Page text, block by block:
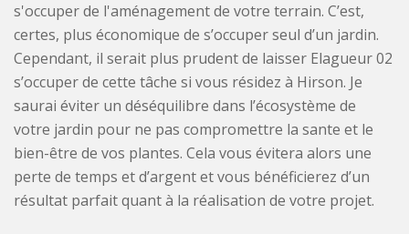
s'occuper de l'aménagement de votre terrain. C’est,
certes, plus économique de s’occuper seul d’un jardin.
Cependant, il serait plus prudent de laisser Elagueur 02
s’occuper de cette tâche si vous résidez à Hirson. Je
saurai éviter un déséquilibre dans l’écosystème de
votre jardin pour ne pas compromettre la sante et le
bien-être de vos plantes. Cela vous évitera alors une
perte de temps et d’argent et vous bénéficierez d’un
résultat parfait quant à la réalisation de votre projet.